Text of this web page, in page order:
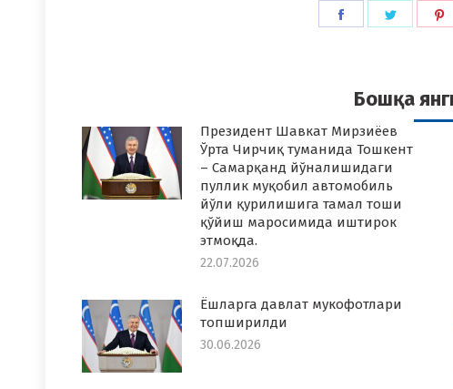
Share
Share
Бошқа
Президент Шавкат Мирзиёев
Ўрта Чирчиқ туманида Тошкент
– Самарқанд йўналишидаги
пуллик муқобил автомобиль
йўли қурилишига тамал тоши
қўйиш маросимида иштирок
этмоқда.
22.07.2026
Ёшларга давлат мукофотлари
топширилди
30.06.2026